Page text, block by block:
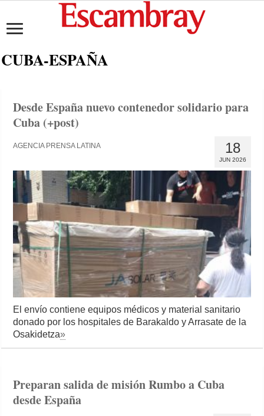
CUBA-ESPAÑA
Desde España nuevo contenedor solidario para
Cuba (+post)
18
JUN 2026
AGENCIA PRENSA LATINA
El envío contiene equipos médicos y material sanitario
donado por los hospitales de Barakaldo y Arrasate de la
Osakidetza»
Preparan salida de misión Rumbo a Cuba
desde España